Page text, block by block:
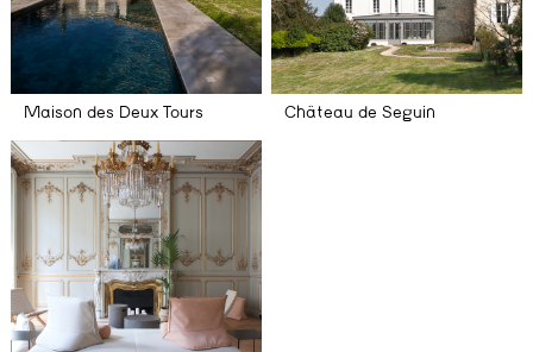
Maison des Deux Tours Château de Seguin